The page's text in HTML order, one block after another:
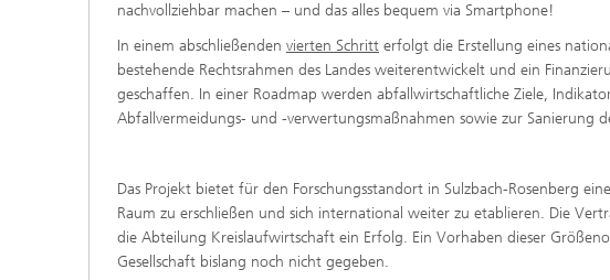
nachvollziehbar machen – und das alles bequem via Smartphone!
In einem abschließenden vierten Schritt erfolgt die Erstellung eines
bestehende Rechtsrahmen des Landes weiterentwickelt und ein
geschaffen. In einer Roadmap werden abfallwirtschaftliche Ziele,
Abfallvermeidungs- und -verwertungsmaßnahmen sowie zur Sanierung
Das Projekt bietet für den Forschungsstandort in Sulzbach-Rosenberg
Raum zu erschließen und sich international weiter zu etablieren. Die
die Abteilung Kreislaufwirtschaft ein Erfolg. Ein Vorhaben dieser
Gesellschaft bislang noch nicht gegeben.